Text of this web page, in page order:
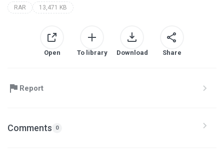
RAR 13,471 KB
Open To library Download Share
Report
Comments 0